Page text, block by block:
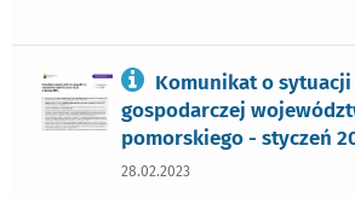
Komunikat o sytuacji
gospodarczej
pomorskiego - styczeń
28.02.2023